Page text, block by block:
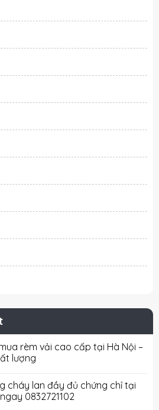
rèm vải cao cấp tại Hà Nội –
lượng
cháy lan đầy đủ chứng chỉ tại
0832721102